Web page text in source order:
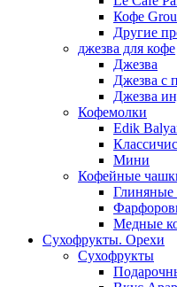
Кофе
Другие
джезва для кофе
Джезва
Джезва с
Джезва
Кофемолки
Edik
Мини
Кофейные
Глиняные
Медные
Сухофрукты. Орехи
Сухофрукты